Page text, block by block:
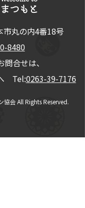
市丸の内4番18号
8480
合せは、
Tel:0263-39-7176
協会All Rights Reserved.